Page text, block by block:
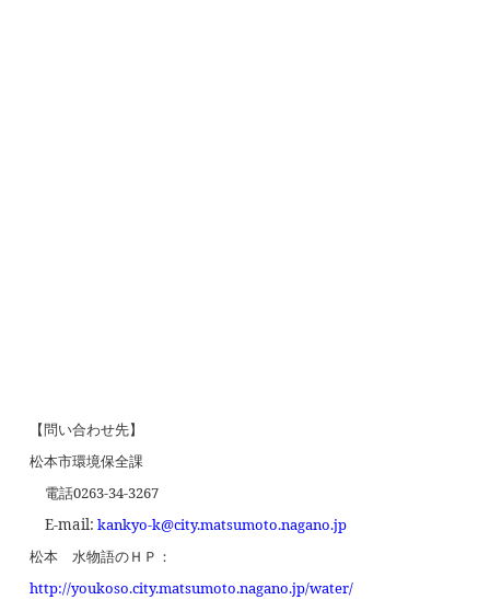
【問い合わせ先】
松本市環境保全課
電話0263-34-3267
E-mail: kankyo-k@city.matsumoto.nagano.jp
松本 水物語のＨＰ：
http://youkoso.city.matsumoto.nagano.jp/water/